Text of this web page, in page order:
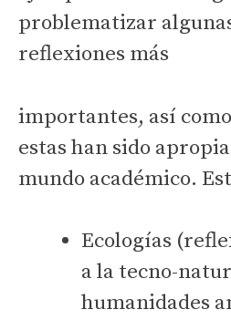
problematizar
reflexiones más
importantes, así
estas han sido
mundo académico.
Ecologías
a la tecno-
humanidades